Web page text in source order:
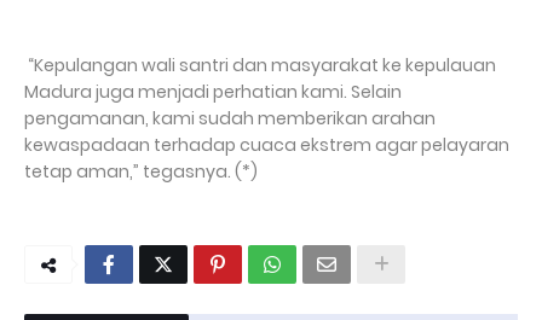
“Kepulangan wali santri dan masyarakat ke kepulauan
Madura juga menjadi perhatian kami. Selain
pengamanan, kami sudah memberikan arahan
kewaspadaan terhadap cuaca ekstrem agar pelayaran
tetap aman,” tegasnya. (*)